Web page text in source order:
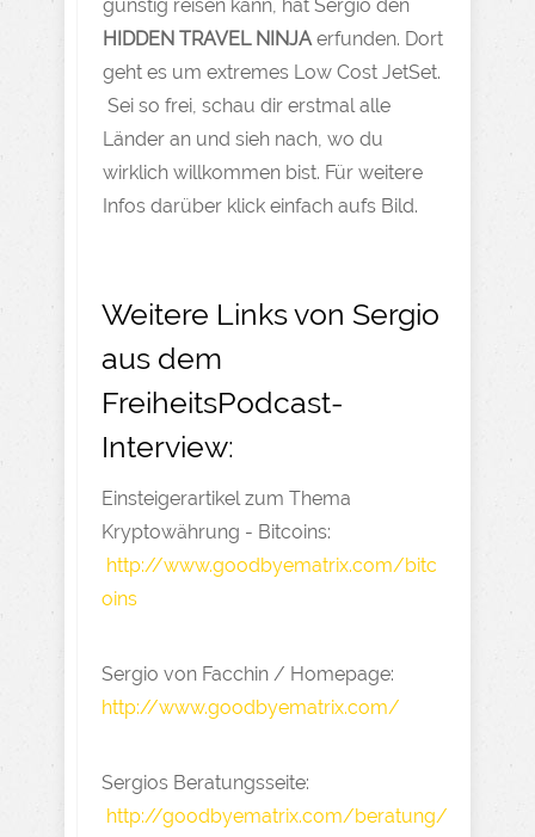
günstig reisen kann, hat Sergio den
HIDDEN TRAVEL NINJA erfunden. Dort
geht es um extremes Low Cost JetSet.
Sei so frei, schau dir erstmal alle
Länder an und sieh nach, wo du
wirklich willkommen bist. Für weitere
Infos darüber klick einfach aufs Bild.
Weitere Links von Sergio
aus dem
FreiheitsPodcast-
Interview:
Einsteigerartikel zum Thema
Kryptowährung - Bitcoins:
http://www.goodbyematrix.com/bitc
oins
Sergio von Facchin / Homepage:
http://www.goodbyematrix.com/​
Sergios Beratungsseite:
http://goodbyematrix.com/beratung/​